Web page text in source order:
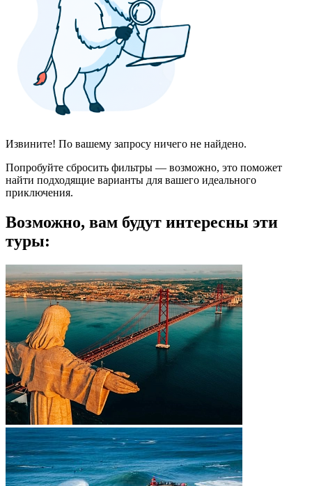
Извините! По вашему запросу ничего не найдено.
Попробуйте сбросить фильтры — возможно, это поможет
найти подходящие варианты для вашего идеального
приключения.
Возможно, вам будут интересны эти
туры: